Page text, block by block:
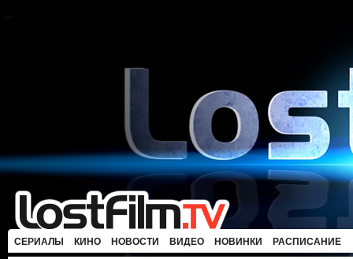
СЕРИАЛЫ КИНО НОВОСТИ ВИДЕО НОВИНКИ РАСПИСАНИЕ